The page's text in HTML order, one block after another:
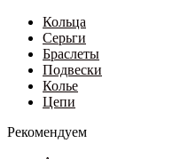
Кольца
Серьги
Браслеты
Подвески
Колье
Цепи
Рекомендуем